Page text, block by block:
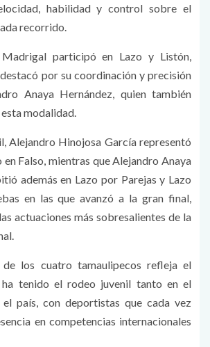
habilidad y control sobre el
recorrido.
participó en Lazo y Listón,
por su coordinación y precisión
Anaya Hernández, quien también
modalidad.
Alejandro Hinojosa García representó
Falso, mientras que Alejandro Anaya
además en Lazo por Parejas y Lazo
en las que avanzó a la gran final,
actuaciones más sobresalientes de la
de los cuatro tamaulipecos refleja el
tenido el rodeo juvenil tanto en el
país, con deportistas que cada vez
en competencias internacionales